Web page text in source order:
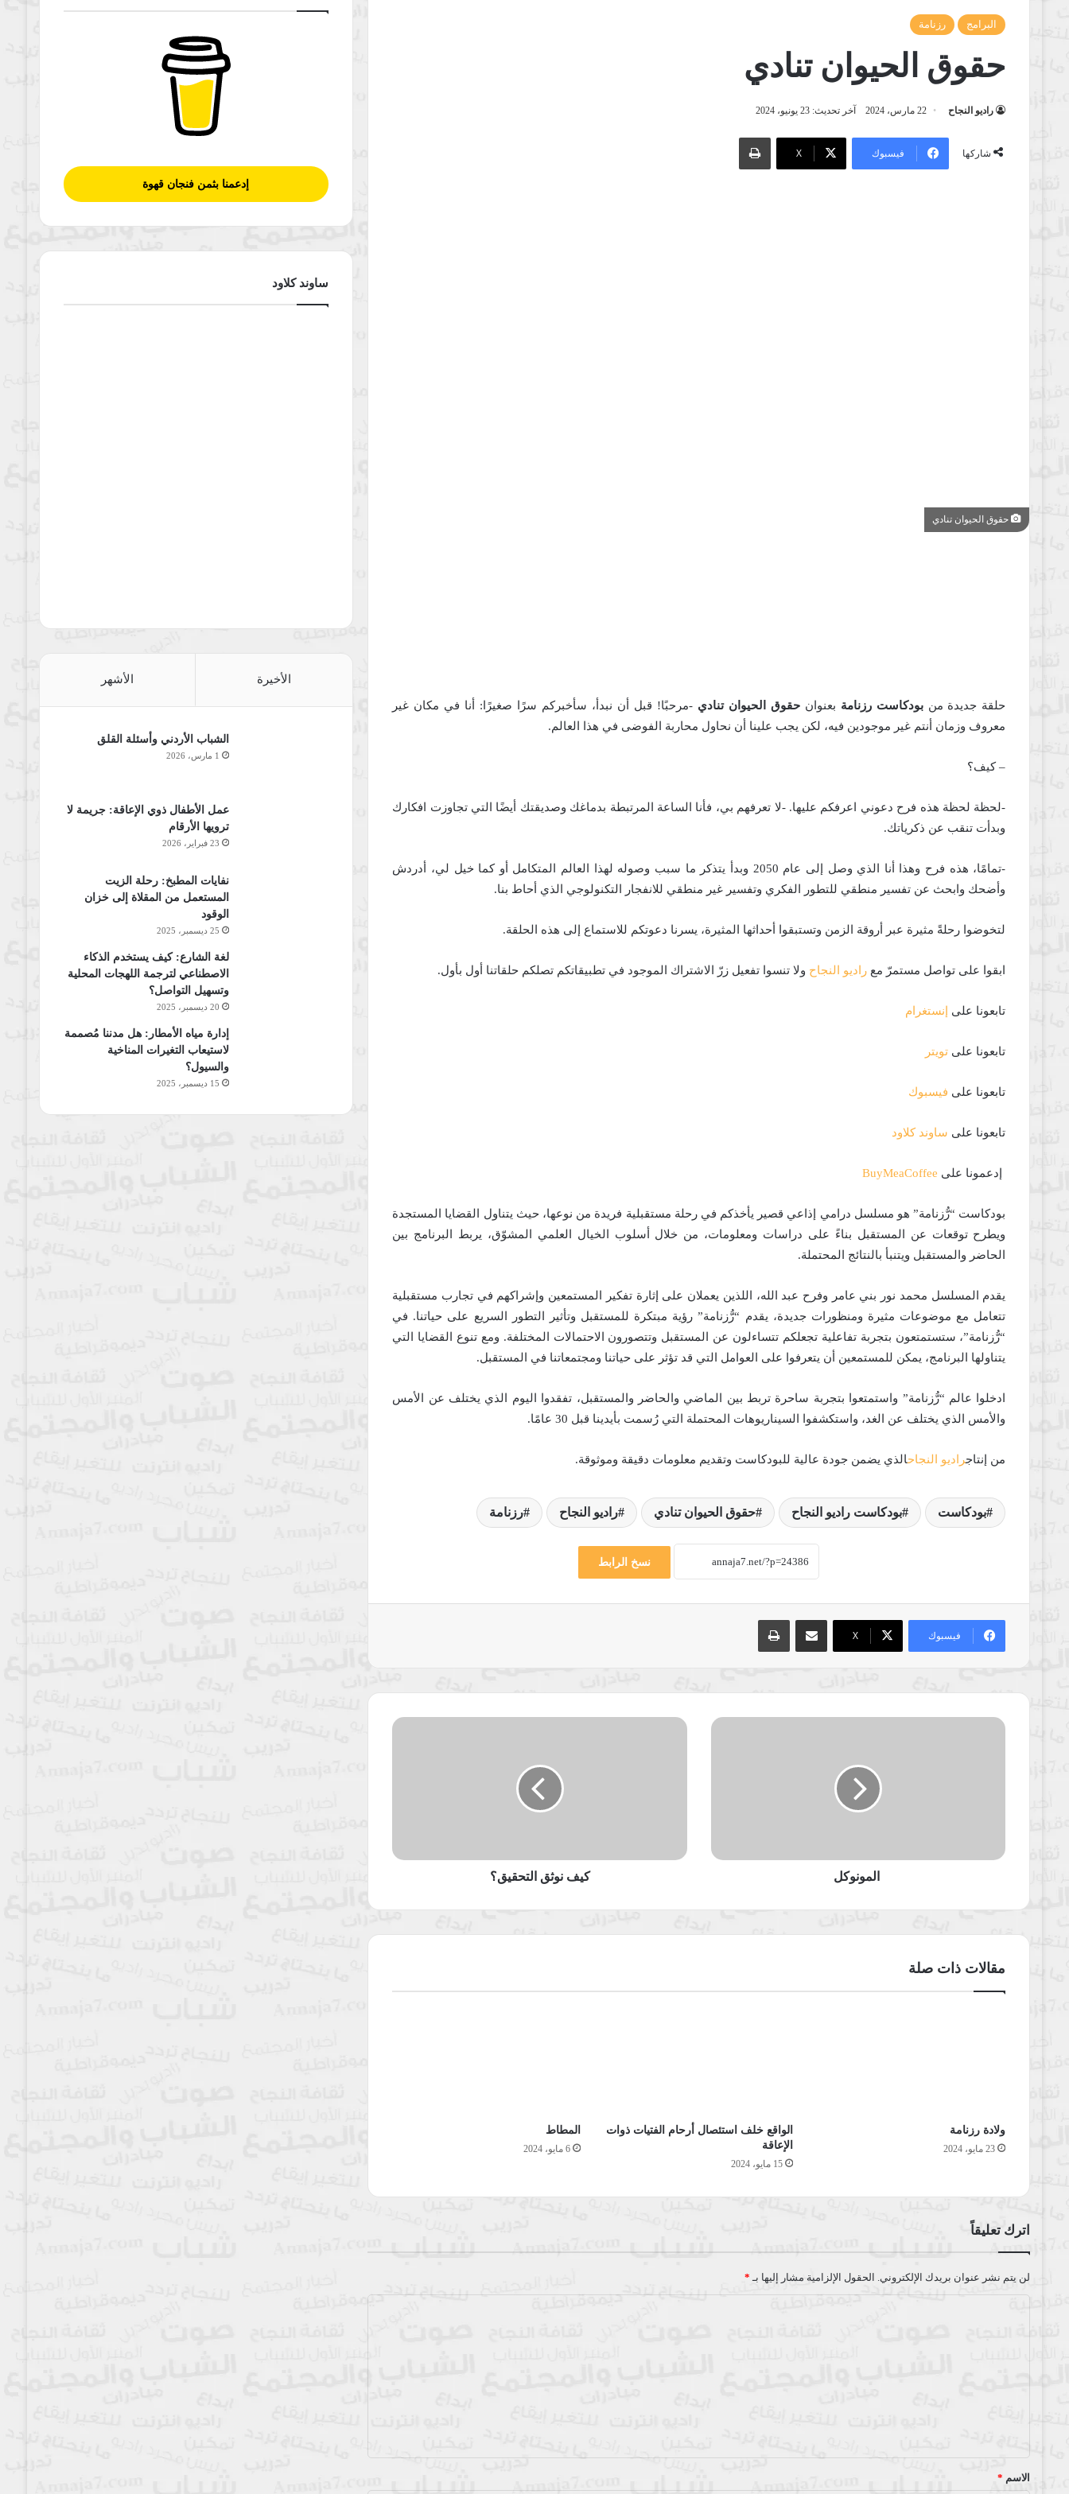
البرامج رزنامة
حقوق الحيوان تنادي
راديو النجاح 22 مارس، 2024 آخر تحديث: 23 يونيو، 2024
شاركها فيسبوك ‫X
طباعة
حقوق الحيوان تنادي
حلقة جديدة منبودكاست رزنامة بعنوانحقوق الحيوان تنادي -مرحبًا! قبل أن نبدأ، سأخبركم سرًا صغيرًا: أنا في مكان غير
معروف وزمان أنتم غير موجودين فيه، لكن يجب علينا أن نحاول محاربة الفوضى في هذا العالم.
– كيف؟
-لحظة لحظة هذه فرح دعوني اعرفكم عليها. -لا تعرفهم بي، فأنا الساعة المرتبطة بدماغك وصديقتك أيضًا التي تجاوزت افكارك
وبدأت تنقب عن ذكرياتك.
-تمامًا، هذه فرح وهذا أنا الذي وصل إلى عام 2050 وبدأ يتذكر ما سبب وصوله لهذا العالم المتكامل أو كما خيل لي، أدردش
وأضحك وابحث عن تفسير منطقي للتطور الفكري وتفسير غير منطقي للانفجار التكنولوجي الذي أحاط بنا.
لتخوضوا رحلةً مثيرة عبر أروقة الزمن وتستبقوا أحداثها المثيرة، يسرنا دعوتكم للاستماع إلى هذه الحلقة.
ابقوا على تواصل مستمرّ مع راديو النجاح ولا تنسوا تفعيل زرّ الاشتراك الموجود في تطبيقاتكم تصلكم حلقاتنا أول بأول.
تابعونا على إنستغرام
تابعونا على تويتر
تابعونا على فيسبوك
تابعونا على ساوند كلاود
إدعمونا على BuyMeaCoffee
بودكاست “رُّزنامة” هو مسلسل درامي إذاعي قصير يأخذكم في رحلة مستقبلية فريدة من نوعها، حيث يتناول القضايا المستجدة
ويطرح توقعات عن المستقبل بناءً على دراسات ومعلومات، من خلال أسلوب الخيال العلمي المشوّق، يربط البرنامج بين
الحاضر والمستقبل ويتنبأ بالنتائج المحتملة.
يقدم المسلسل محمد نور بني عامر وفرح عبد الله، اللذين يعملان على إثارة تفكير المستمعين وإشراكهم في تجارب مستقبلية
تتعامل مع موضوعات مثيرة ومنظورات جديدة، يقدم “رُّزنامة” رؤية مبتكرة للمستقبل وتأثير التطور السريع على حياتنا. في
“رُّزنامة”، ستستمتعون بتجربة تفاعلية تجعلكم تتساءلون عن المستقبل وتتصورون الاحتمالات المختلفة. ومع تنوع القضايا التي
يتناولها البرنامج، يمكن للمستمعين أن يتعرفوا على العوامل التي قد تؤثر على حياتنا ومجتمعاتنا في المستقبل.
ادخلوا عالم “رُّزنامة” واستمتعوا بتجربة ساحرة تربط بين الماضي والحاضر والمستقبل، تفقدوا اليوم الذي يختلف عن الأمس
والأمس الذي يختلف عن الغد، واستكشفوا السيناريوهات المحتملة التي رُسمت بأيدينا قبل 30 عامًا.
من إنتاجراديو النجاحالذي يضمن جودة عالية للبودكاست وتقديم معلومات دقيقة وموثوقة.
بودكاست بودكاست راديو النجاح حقوق الحيوان تنادي راديو النجاح رزنامة
نسخ الرابط
فيسبوك ‫X
مشاركة عبر البريد طباعة
المونوكل
المونوكل
كيف
كيف نوثق التحقيق؟
مقالات ذات صلة
ولادة رزنامة
23 مايو، 2024
الواقع خلف استئصال أرحام الفتيات ذوات
الإعاقة
15 مايو، 2024
المطاط
6 مايو، 2024
اترك تعليقاً
لن يتم نشر عنوان بريدك الإلكتروني. الحقول الإلزامية مشار إليها بـ *
*الاسم *
إدعمنا بثمن فنجان قهوة
ساوند كلاود
الأخيرة الأشهر
الشباب الأردني وأسئلة القلق
1 مارس، 2026
عمل الأطفال ذوي الإعاقة: جريمة لا
ترويها الأرقام
23 فبراير، 2026
نفايات المطبخ: رحلة الزيت
المستعمل من المقلاة إلى خزان
الوقود
25 ديسمبر، 2025
لغة الشارع: كيف يستخدم الذكاء
الاصطناعي لترجمة اللهجات المحلية
وتسهيل التواصل؟
20 ديسمبر، 2025
إدارة مياه الأمطار: هل مدننا مُصممة
لاستيعاب التغيرات المناخية
والسيول؟
15 ديسمبر، 2025